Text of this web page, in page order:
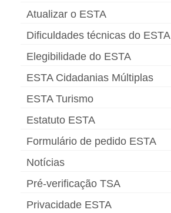
Atualizar o ESTA
Dificuldades técnicas do ESTA
Elegibilidade do ESTA
ESTA Cidadanias Múltiplas
ESTA Turismo
Estatuto ESTA
Formulário de pedido ESTA
Notícias
Pré-verificação TSA
Privacidade ESTA